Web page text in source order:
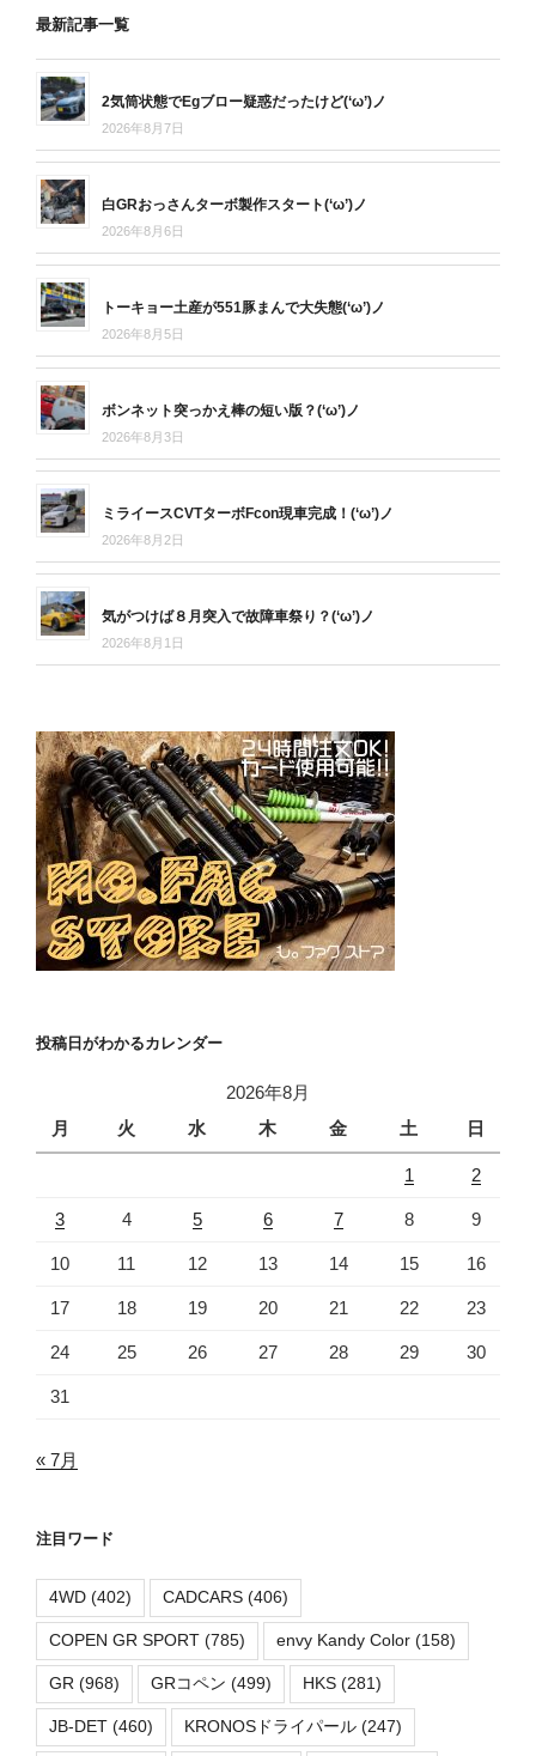
最新記事一覧
2気筒状態でEgブロー疑惑だったけど(‘ω’)ノ
2026年8月7日
白GRおっさんターボ製作スタート(‘ω’)ノ
2026年8月6日
トーキョー土産が551豚まんで大失態(‘ω’)ノ
2026年8月5日
ボンネット突っかえ棒の短い版？(‘ω’)ノ
2026年8月3日
ミライースCVTターボFcon現車完成！(‘ω’)ノ
2026年8月2日
気がつけば８月突入で故障車祭り？(‘ω’)ノ
2026年8月1日
投稿日がわかるカレンダー
2026年8月
月
火 水 木 金 土 日
1 2
3 4 5 6 7 8 9
10 11 12 13 14 15 16
17 18 19 20 21 22 23
24 25 26 27 28 29 30
31
« 7月
注目ワード
4WD (402) CADCARS (406)
COPEN GR SPORT (785) envy Kandy Color (158)
GR (968) GRコペン (499) HKS (281)
JB-DET (460) KRONOSドライパール (247)